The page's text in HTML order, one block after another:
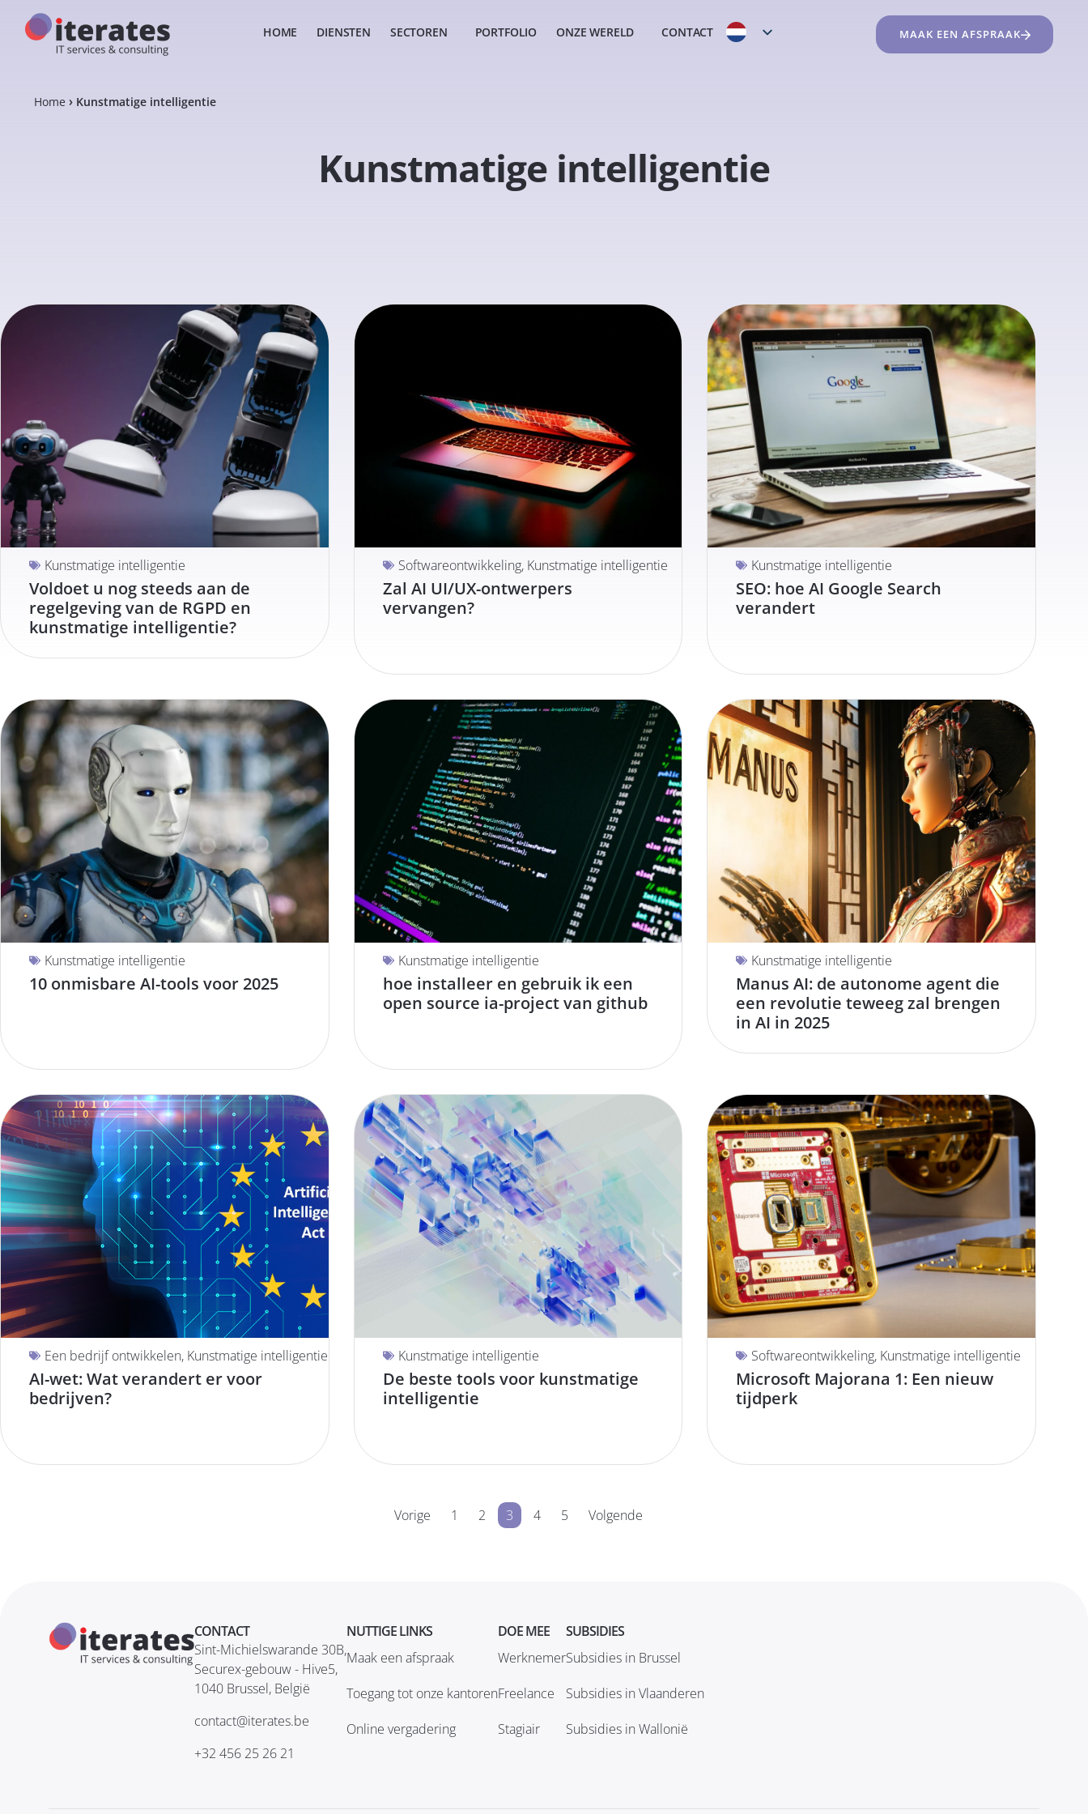
HOME DIENSTEN SECTOREN PORTFOLIO ONZE WERELD CONTACT MAAK EEN AFSPRAAK
Home Kunstmatige intelligentie
Kunstmatige intelligentie
Kunstmatige intelligentie
Voldoet u nog steeds aan de
regelgeving van de RGPD en
kunstmatige intelligentie?
Softwareontwikkeling, Kunstmatige intelligentie
Zal AI UI/UX-ontwerpers
vervangen?
Kunstmatige intelligentie
SEO: hoe AI Google Search
verandert
Kunstmatige intelligentie
10 onmisbare AI-tools voor 2025
Kunstmatige intelligentie
hoe installeer en gebruik ik een
open source ia-project van github
Kunstmatige intelligentie
Manus AI: de autonome agent die
een revolutie teweeg zal brengen
in AI in 2025
Een bedrijf ontwikkelen, Kunstmatige intelligentie
AI-wet: Wat verandert er voor
bedrijven?
Kunstmatige intelligentie
De beste tools voor kunstmatige
intelligentie
Softwareontwikkeling, Kunstmatige intelligentie
Microsoft Majorana 1: Een nieuw
tijdperk
Vorige 1 2 3 4 5 Volgende
CONTACT
Sint-Michielswarande 30B,
Securex-gebouw - Hive5,
1040 Brussel, België
contact@iterates.be
+32 456 25 26 21
NUTTIGE LINKS
Maak een afspraak
Toegang tot onze kantoren
Online vergadering
DOE MEE
Werknemer
Freelance
Stagiair
SUBSIDIES
Subsidies in Brussel
Subsidies in Vlaanderen
Subsidies in Wallonië